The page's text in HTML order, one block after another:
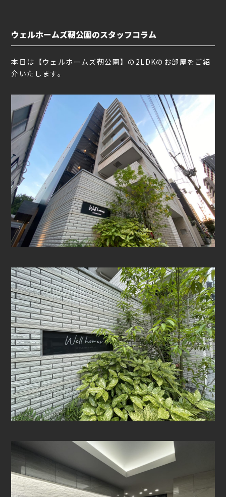
ウェルホームズ靭公園のスタッフコラム
本日は【ウェルホームズ靭公園】の2LDKのお部屋をご紹
介いたします。